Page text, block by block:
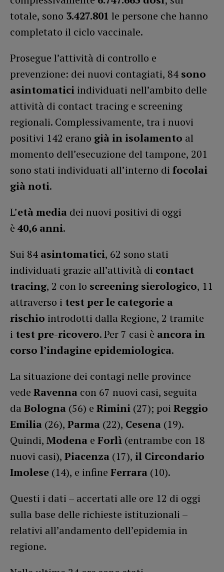
totale, sono 3.427.801 le persone che hanno
completato il ciclo vaccinale.
Prosegue l’attività di controllo e
prevenzione: dei nuovi contagiati, 84 sono
asintomatici individuati nell’ambito delle
attività di contact tracing e screening
regionali. Complessivamente, tra i nuovi
positivi 142 erano già in isolamento al
momento dell’esecuzione del tampone, 201
sono stati individuati all’interno di focolai
già noti.
L’età media dei nuovi positivi di oggi
è 40,6 anni.
Sui 84 asintomatici, 62 sono stati
individuati grazie all’attività di contact
tracing, 2 con lo screening sierologico, 11
attraverso i test per le categorie a
rischio introdotti dalla Regione, 2 tramite
i test pre-ricovero. Per 7 casi è ancora in
corso l’indagine epidemiologica.
La situazione dei contagi nelle province
vede Ravenna con 67 nuovi casi, seguita
da Bologna (56) e Rimini (27); poi Reggio
Emilia (26), Parma (22), Cesena (19).
Quindi, Modena e Forlì (entrambe con 18
nuovi casi), Piacenza (17), il Circondario
Imolese (14), e infine Ferrara (10).
Questi i dati – accertati alle ore 12 di oggi
sulla base delle richieste istituzionali –
relativi all’andamento dell’epidemia in
regione.